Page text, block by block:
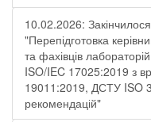
10.02.2026:
"Перепідготовка
та фахівців
ISO/IEC 17025:2019 з
19011:2019, ДСТУ ISO
рекомендацій"